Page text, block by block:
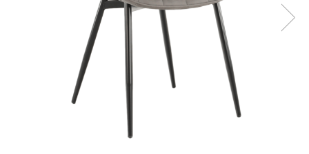
Scaune living/dining
Set mobilier Living
Seturi masa +scaune
Seturi dormitoare
saltea/Somiere/Gratii
pentru pat